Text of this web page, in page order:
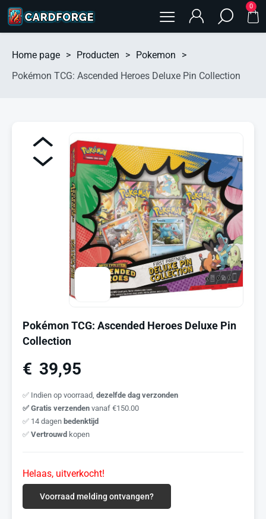
0
Home page > Producten > Pokemon
>
Pokémon TCG: Ascended Heroes Deluxe Pin Collection
Pokémon TCG: Ascended Heroes Deluxe Pin
Collection
€ 39,95
✅ Indien op voorraad, dezelfde dag verzonden
✅ Gratis verzenden vanaf €150.00
✅ 14 dagen bedenktijd
✅ Vertrouwd kopen
Helaas, uitverkocht!
Voorraad melding ontvangen?